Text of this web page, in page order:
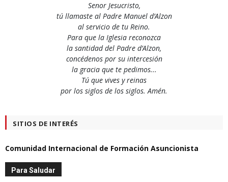
Senor Jesucristo,
tú llamaste al Padre Manuel d’Alzon
al servicio de tu Reino.
Para que la Iglesia reconozca
la santidad del Padre d’Alzon,
concédenos por su intercesión
la gracia que te pedimos...
Tú que vives y reinas
por los siglos de los siglos. Amén.
SITIOS DE INTERÉS
Comunidad Internacional de Formación Asuncionista
Para Saludar